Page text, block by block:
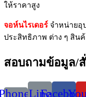
ให้ราคาสูง
จอห์นไรเดอร์ จำหน่ายอุ
ประสิทธิภาพ ต่าง ๆ สิน
สอบถามข้อมูล/
Line